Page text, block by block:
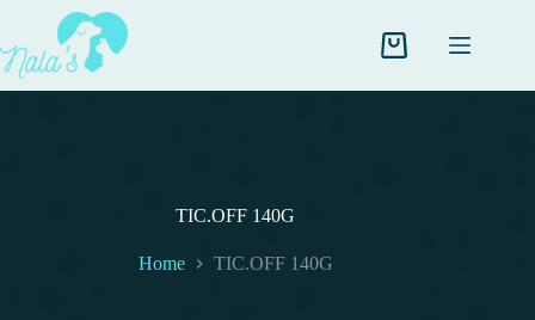
contenuto
Carrello
TIC.OFF 140G
Home TIC.OFF 140G